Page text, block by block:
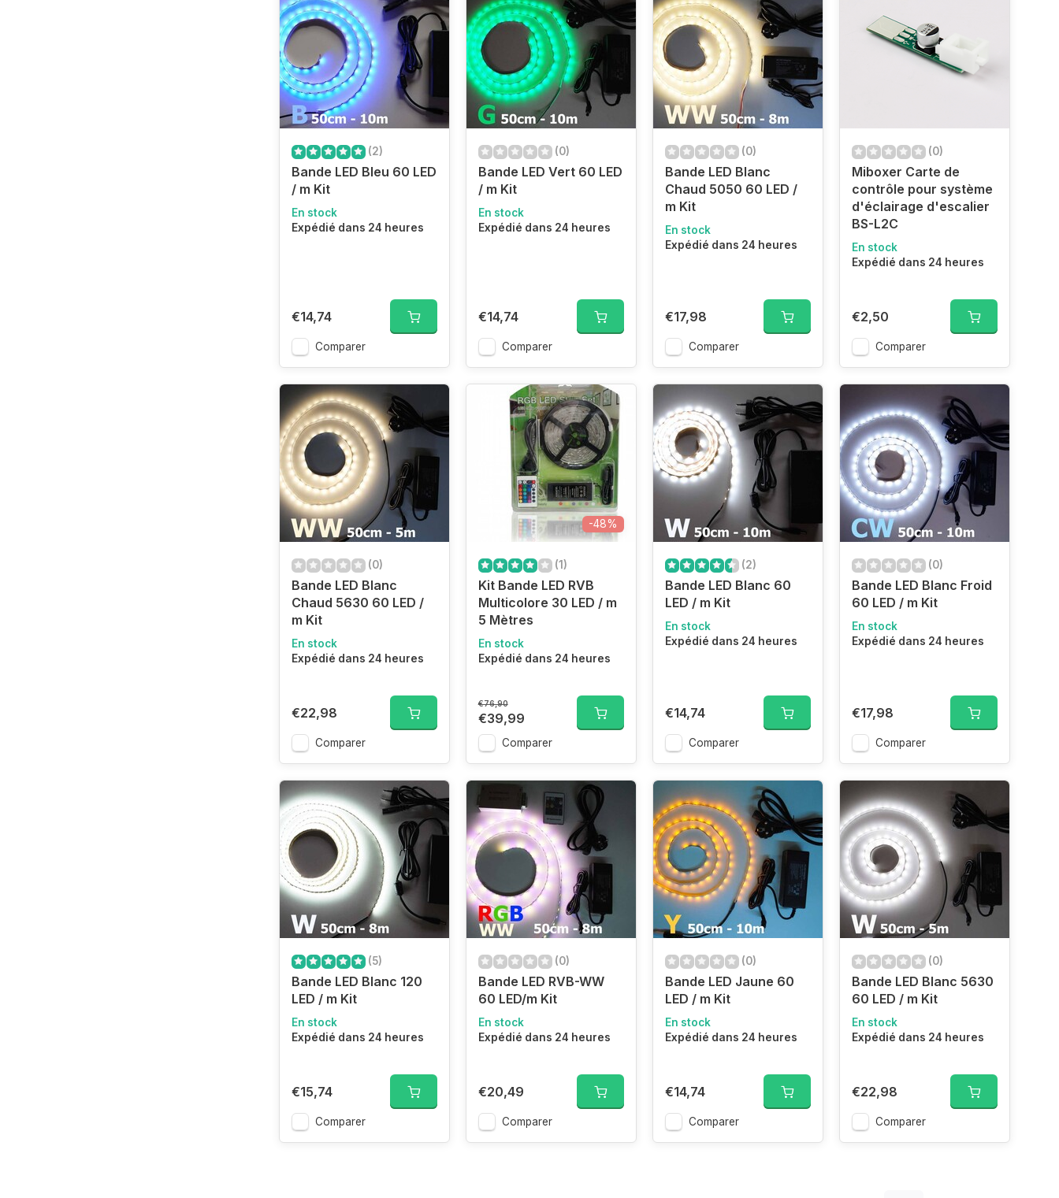
(2)
Bande LED Bleu 60 LED
/ m Kit
En stock
Expédié dans 24 heures
€14,74
Comparer
(0)
Bande LED Vert 60 LED
/ m Kit
En stock
Expédié dans 24 heures
€14,74
Comparer
(0)
Bande LED Blanc
Chaud 5050 60 LED /
m Kit
En stock
Expédié dans 24 heures
€17,98
Comparer
(0)
Miboxer Carte de
contrôle pour système
d'éclairage d'escalier
BS-L2C
En stock
Expédié dans 24 heures
€2,50
Comparer
(0)
Bande LED Blanc
Chaud 5630 60 LED /
m Kit
En stock
Expédié dans 24 heures
€22,98
Comparer
-48%
(1)
Kit Bande LED RVB
Multicolore 30 LED / m
5 Mètres
En stock
Expédié dans 24 heures
€76,90
€39,99
Comparer
(2)
Bande LED Blanc 60
LED / m Kit
En stock
Expédié dans 24 heures
€14,74
Comparer
(0)
Bande LED Blanc Froid
60 LED / m Kit
En stock
Expédié dans 24 heures
€17,98
Comparer
(5)
Bande LED Blanc 120
LED / m Kit
En stock
Expédié dans 24 heures
€15,74
Comparer
(0)
Bande LED RVB-WW
60 LED/m Kit
En stock
Expédié dans 24 heures
€20,49
Comparer
(0)
Bande LED Jaune 60
LED / m Kit
En stock
Expédié dans 24 heures
€14,74
Comparer
(0)
Bande LED Blanc 5630
60 LED / m Kit
En stock
Expédié dans 24 heures
€22,98
Comparer